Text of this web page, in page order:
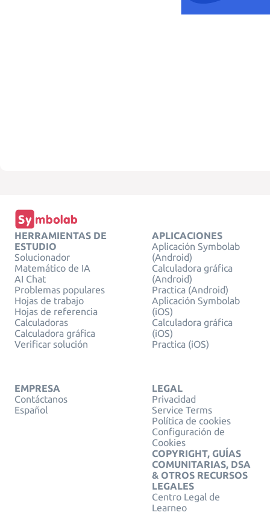
HERRAMIENTAS DE
ESTUDIO
Solucionador
Matemático de IA
AI Chat
Problemas populares
Hojas de trabajo
Hojas de referencia
Calculadoras
Calculadora gráfica
Verificar solución
APLICACIONES
Aplicación Symbolab
(Android)
Calculadora gráfica
(Android)
Practica (Android)
Aplicación Symbolab
(iOS)
Calculadora gráfica
(iOS)
Practica (iOS)
EMPRESA
Contáctanos
Español
LEGAL
Privacidad
Service Terms
Política de cookies
Configuración de
Cookies
COPYRIGHT, GUÍAS
COMUNITARIAS, DSA
& OTROS RECURSOS
LEGALES
Centro Legal de
Learneo